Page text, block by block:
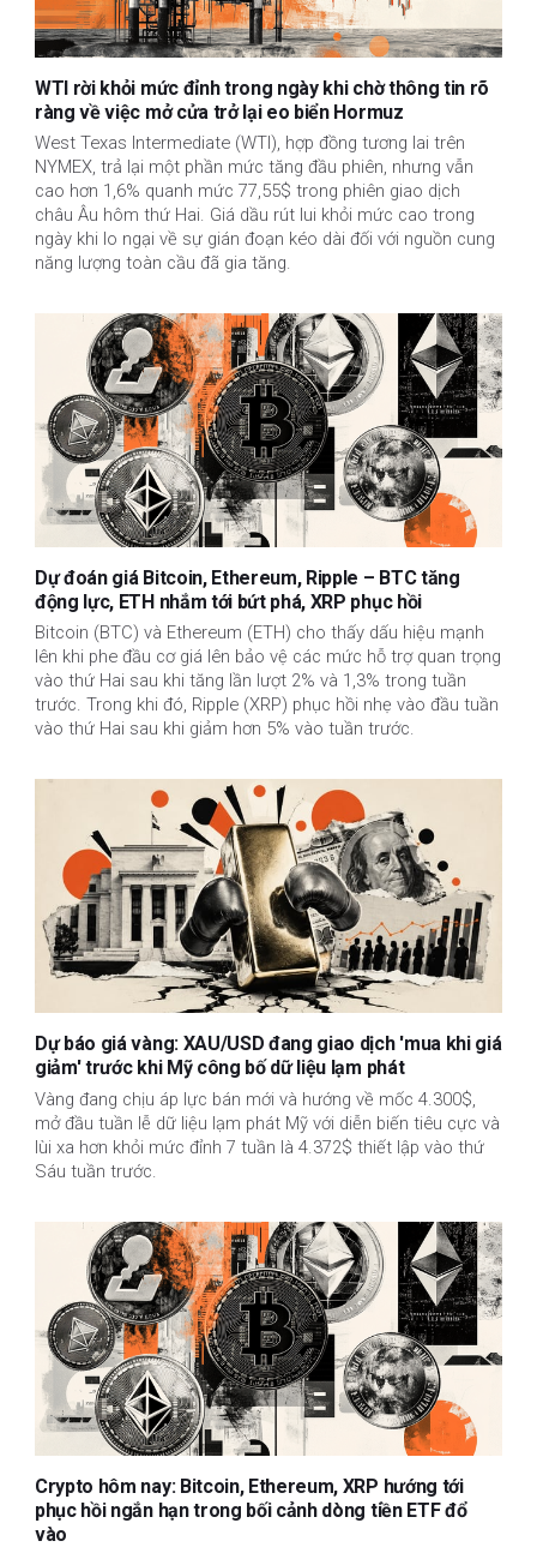
WTI rời khỏi mức đỉnh trong ngày khi chờ thông tin rõ
ràng về việc mở cửa trở lại eo biển Hormuz
West Texas Intermediate (WTI), hợp đồng tương lai trên
NYMEX, trả lại một phần mức tăng đầu phiên, nhưng vẫn
cao hơn 1,6% quanh mức 77,55$ trong phiên giao dịch
châu Âu hôm thứ Hai. Giá dầu rút lui khỏi mức cao trong
ngày khi lo ngại về sự gián đoạn kéo dài đối với nguồn cung
năng lượng toàn cầu đã gia tăng.
Dự đoán giá Bitcoin, Ethereum, Ripple – BTC tăng
động lực, ETH nhắm tới bứt phá, XRP phục hồi
Bitcoin (BTC) và Ethereum (ETH) cho thấy dấu hiệu mạnh
lên khi phe đầu cơ giá lên bảo vệ các mức hỗ trợ quan trọng
vào thứ Hai sau khi tăng lần lượt 2% và 1,3% trong tuần
trước. Trong khi đó, Ripple (XRP) phục hồi nhẹ vào đầu tuần
vào thứ Hai sau khi giảm hơn 5% vào tuần trước.
Dự báo giá vàng: XAU/USD đang giao dịch 'mua khi giá
giảm' trước khi Mỹ công bố dữ liệu lạm phát
Vàng đang chịu áp lực bán mới và hướng về mốc 4.300$,
mở đầu tuần lễ dữ liệu lạm phát Mỹ với diễn biến tiêu cực và
lùi xa hơn khỏi mức đỉnh 7 tuần là 4.372$ thiết lập vào thứ
Sáu tuần trước.
Crypto hôm nay: Bitcoin, Ethereum, XRP hướng tới
phục hồi ngắn hạn trong bối cảnh dòng tiền ETF đổ
vào